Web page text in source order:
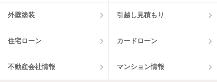
外壁塗装 引越し見積もり
住宅ローン カードローン
不動産会社情報 マンション情報